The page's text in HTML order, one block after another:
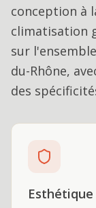
conception à
climatisation
sur
du-Rhône,
des